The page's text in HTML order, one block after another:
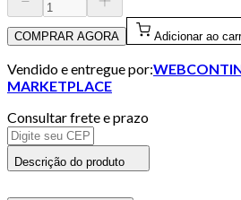
COMPRAR AGORA Adicionar ao
Vendido e entregue por:
MARKETPLACE
Consultar frete e prazo
Descrição do produto